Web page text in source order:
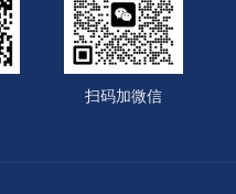
扫码加微信